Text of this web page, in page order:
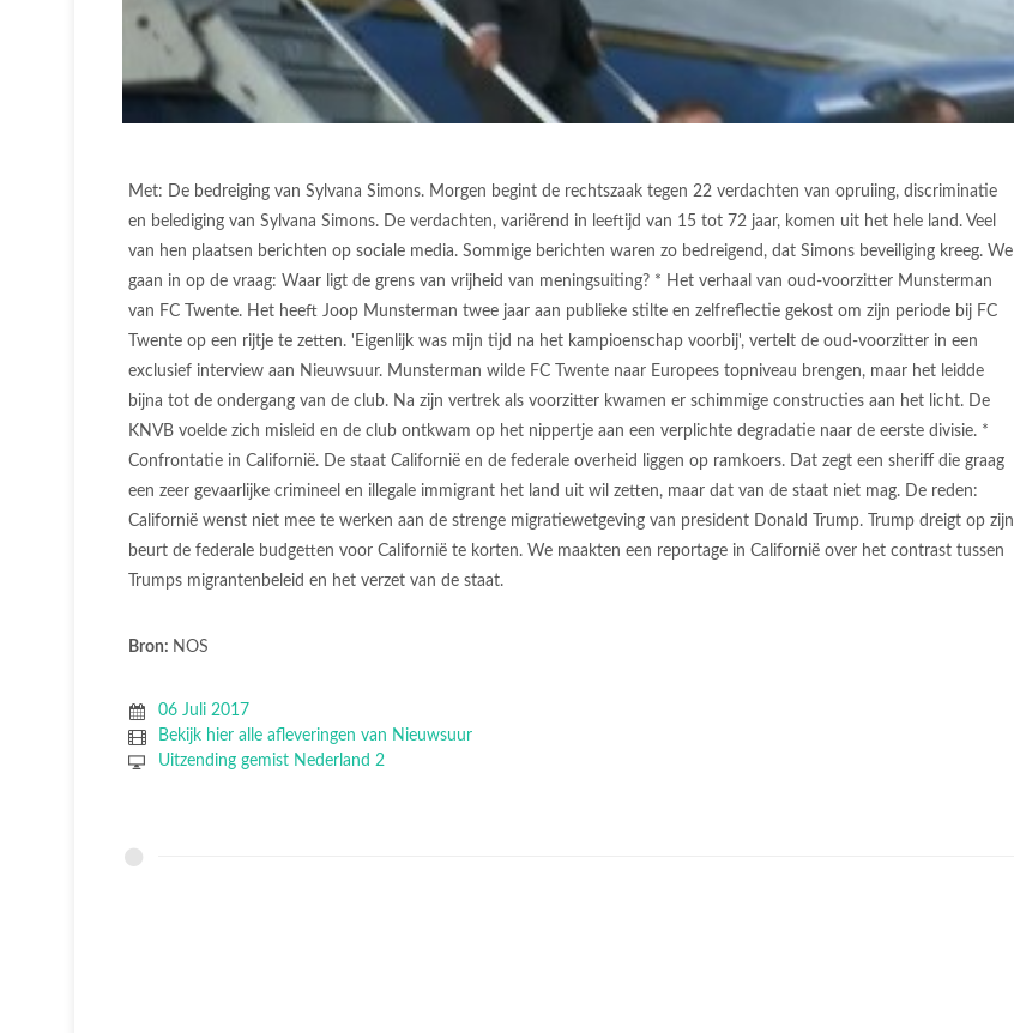
Met: De bedreiging van Sylvana Simons. Morgen begint de rechtszaak tegen 22 verdachten van opruiing, discriminatie
en belediging van Sylvana Simons. De verdachten, variërend in leeftijd van 15 tot 72 jaar, komen uit het hele land. Veel
van hen plaatsen berichten op sociale media. Sommige berichten waren zo bedreigend, dat Simons beveiliging kreeg. We
gaan in op de vraag: Waar ligt de grens van vrijheid van meningsuiting? * Het verhaal van oud-voorzitter Munsterman
van FC Twente. Het heeft Joop Munsterman twee jaar aan publieke stilte en zelfreflectie gekost om zijn periode bij FC
Twente op een rijtje te zetten. 'Eigenlijk was mijn tijd na het kampioenschap voorbij', vertelt de oud-voorzitter in een
exclusief interview aan Nieuwsuur. Munsterman wilde FC Twente naar Europees topniveau brengen, maar het leidde
bijna tot de ondergang van de club. Na zijn vertrek als voorzitter kwamen er schimmige constructies aan het licht. De
KNVB voelde zich misleid en de club ontkwam op het nippertje aan een verplichte degradatie naar de eerste divisie. *
Confrontatie in Californië. De staat Californië en de federale overheid liggen op ramkoers. Dat zegt een sheriff die graag
een zeer gevaarlijke crimineel en illegale immigrant het land uit wil zetten, maar dat van de staat niet mag. De reden:
Californië wenst niet mee te werken aan de strenge migratiewetgeving van president Donald Trump. Trump dreigt op zijn
beurt de federale budgetten voor Californië te korten. We maakten een reportage in Californië over het contrast tussen
Trumps migrantenbeleid en het verzet van de staat.
Bron: NOS
06 Juli 2017
Bekijk hier alle afleveringen van Nieuwsuur
Uitzending gemist Nederland 2